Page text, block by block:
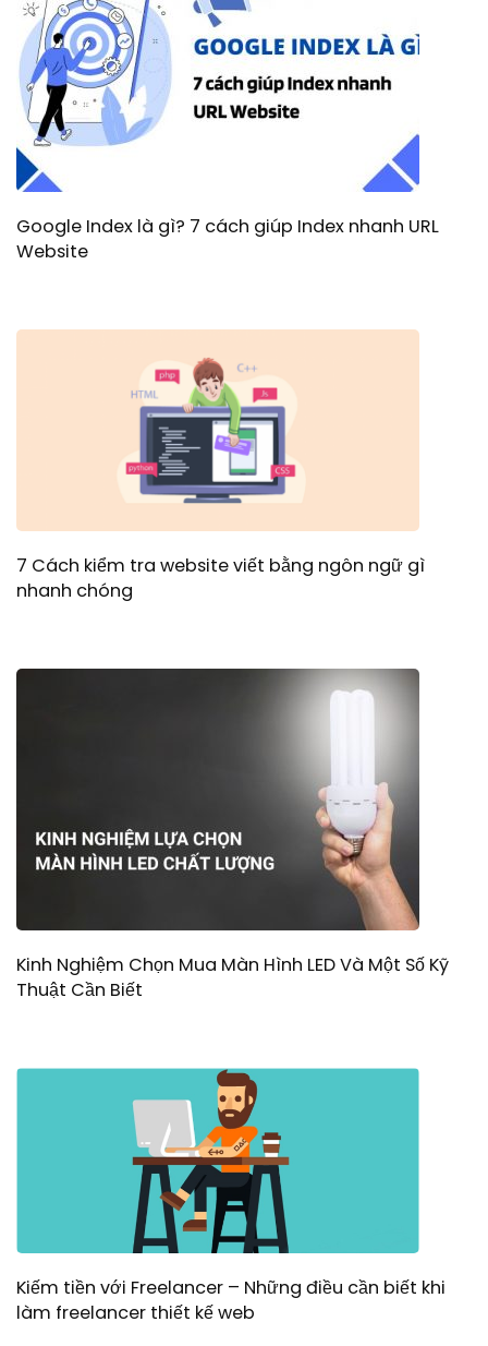
Google Index là gì? 7 cách giúp Index nhanh URL
Website
7 Cách kiểm tra website viết bằng ngôn ngữ gì
nhanh chóng
Kinh Nghiệm Chọn Mua Màn Hình LED Và Một Số Kỹ
Thuật Cần Biết
Kiếm tiền với Freelancer – Những điều cần biết khi
làm freelancer thiết kế web